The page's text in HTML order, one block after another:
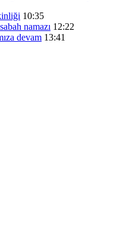
10:35
namazı 12:22
devam 13:41